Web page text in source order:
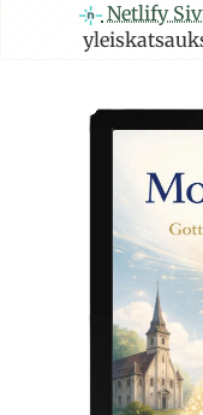
Netlify